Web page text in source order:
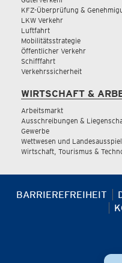
KFZ-Überprüfung &
LKW Verkehr
Luftfahrt
Mobilitätsstrategie
Öffentlicher Verkehr
Schifffahrt
Verkehrssicherheit
WIRTSCHAFT &
Arbeitsmarkt
Ausschreibungen &
Gewerbe
Wettwesen und
Wirtschaft, Tourismus &
BARRIEREFREIHEIT